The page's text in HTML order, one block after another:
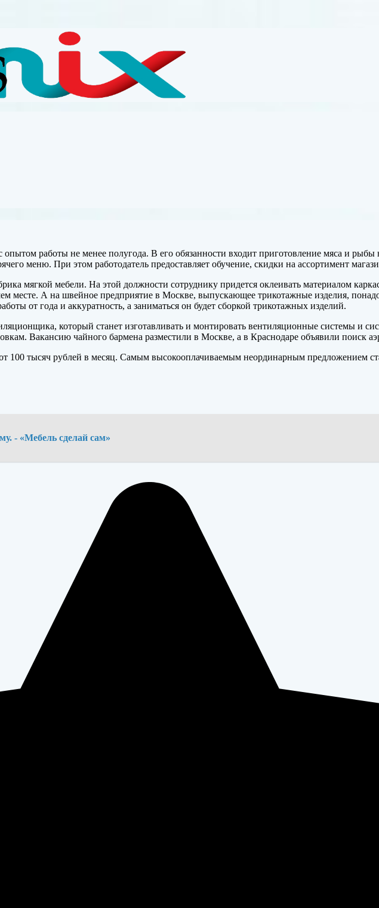
работы не менее полугода. В его обязанности входит приготовление мяса и рыбы
меню. При этом работодатель предоставляет обучение, скидки на ассортимент
мягкой мебели. На этой должности сотруднику придется оклеивать материалом
месте. А на швейное предприятие в Москве, выпускающее трикотажные изделия,
от года и аккуратность, а заниматься он будет сборкой трикотажных изделий.
который станет изготавливать и монтировать вентиляционные системы и
Вакансию чайного бармена разместили в Москве, а в Краснодаре объявили поиск
100 тысяч рублей в месяц. Самым высокооплачиваемым неординарным предложением
- «Мебель сделай сам»